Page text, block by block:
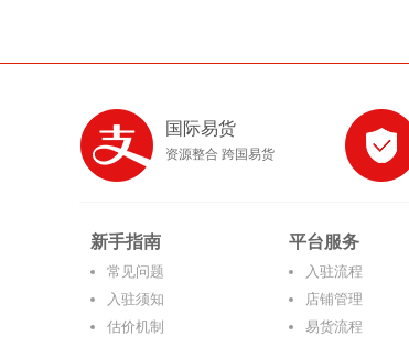
国际易货
资源整合 跨国易货
新手指南
常见问题
入驻须知
估价机制
平台服务
入驻流程
店铺管理
易货流程